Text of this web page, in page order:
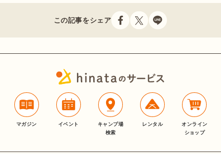
この記事をシェア
マガジン イベント
キャンプ場
検索
レンタル
オンライン
ショップ